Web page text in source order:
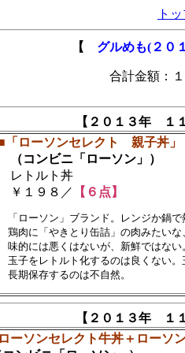
ト
【 グルめも(２０
合計金額：１
【２０１３年 １
「ローソンセレクト 親子丼」
コンビニ「ローソン」）
トルト丼
１９８／ 【６点】
ローソン」ブランド。レンジか鍋で
肉に「やきとり缶詰」の肉みたいな
的には悪くはないが、新鮮ではない。
子をレトルト化するのは良くない。
【２０１３年 １
ーソンセレクト牛丼＋ローソ